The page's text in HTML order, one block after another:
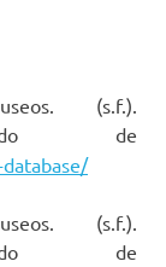
(s.f.).
de
(s.f.).
de